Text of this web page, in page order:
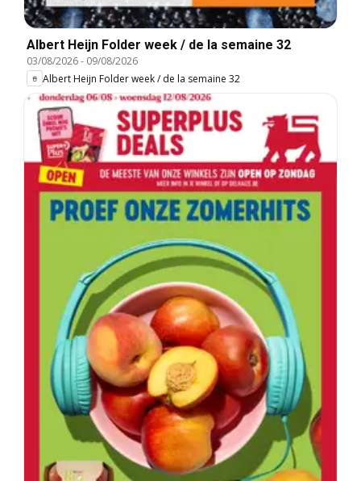
Albert Heijn Folder week / de la semaine 32
03/08/2026- 09/08/2026
Albert Heijn Folder week / de la semaine 32